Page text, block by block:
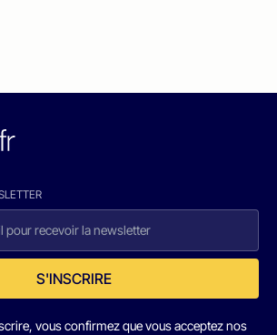
S'INSCRIRE
vous confirmez que vous acceptez nos